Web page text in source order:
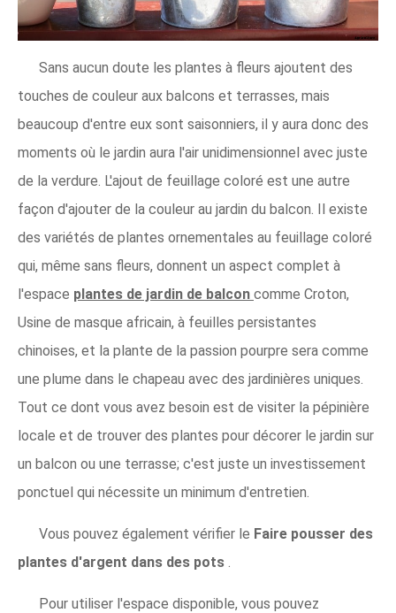
Sans aucun doute les plantes à fleurs ajoutent des
touches de couleur aux balcons et terrasses, mais
beaucoup d'entre eux sont saisonniers, il y aura donc des
moments où le jardin aura l'air unidimensionnel avec juste
de la verdure. L'ajout de feuillage coloré est une autre
façon d'ajouter de la couleur au jardin du balcon. Il existe
des variétés de plantes ornementales au feuillage coloré
qui, même sans fleurs, donnent un aspect complet à
l'espace plantes de jardin de balcon comme Croton,
Usine de masque africain, à feuilles persistantes
chinoises, et la plante de la passion pourpre sera comme
une plume dans le chapeau avec des jardinières uniques.
Tout ce dont vous avez besoin est de visiter la pépinière
locale et de trouver des plantes pour décorer le jardin sur
un balcon ou une terrasse; c'est juste un investissement
ponctuel qui nécessite un minimum d'entretien.
Vous pouvez également vérifier le Faire pousser des
plantes d'argent dans des pots
Pour utiliser l'espace disponible, vous pouvez